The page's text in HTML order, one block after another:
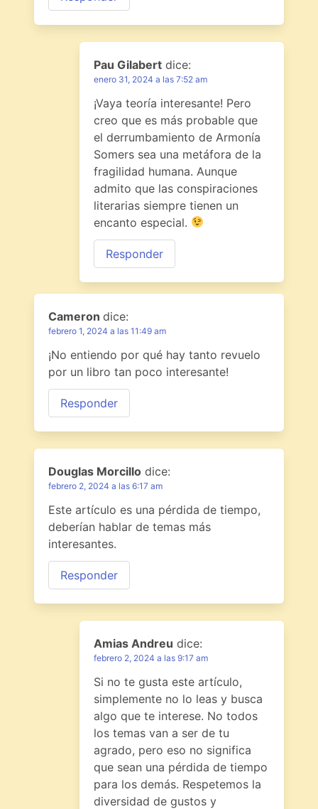
Pau Gilabert dice:
enero 31, 2024 a las 7:52 am
¡Vaya teoría interesante! Pero
creo que es más probable que
el derrumbamiento de Armonía
Somers sea una metáfora de la
fragilidad humana. Aunque
admito que las conspiraciones
literarias siempre tienen un
encanto especial.
Responder
Cameron dice:
febrero 1, 2024 a las 11:49 am
¡No entiendo por qué hay tanto revuelo
por un libro tan poco interesante!
Responder
Douglas Morcillo dice:
febrero 2, 2024 a las 6:17 am
Este artículo es una pérdida de tiempo,
deberían hablar de temas más
interesantes.
Responder
Amias Andreu dice:
febrero 2, 2024 a las 9:17 am
Si no te gusta este artículo,
simplemente no lo leas y busca
algo que te interese. No todos
los temas van a ser de tu
agrado, pero eso no significa
que sean una pérdida de tiempo
para los demás. Respetemos la
diversidad de gustos y